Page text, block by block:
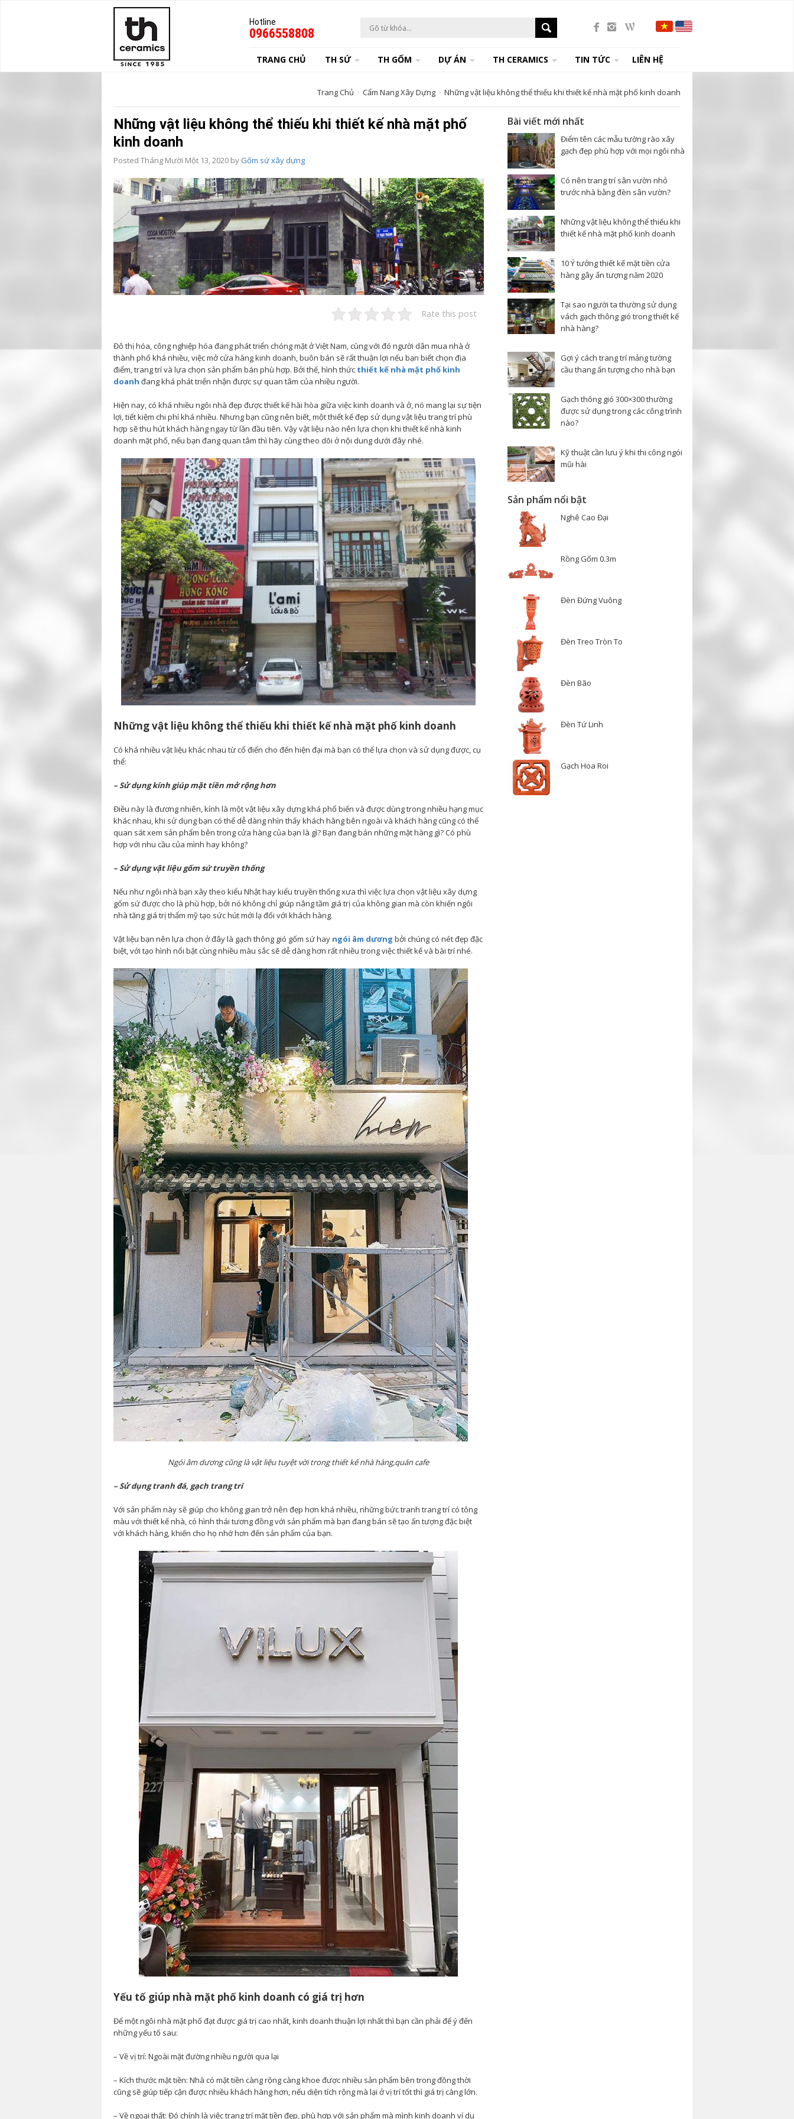
Hotline
0966558808
TRANG CHỦ TH SỨ TH GỐM DỰ ÁN TH CERAMICS TIN TỨC LIÊN HỆ
Trang Chủ Cẩm Nang Xây Dựng Những vật liệu không thể thiếu khi thiết kế nhà mặt phố kinh doanh
Những vật liệu không thể thiếu khi thiết kế nhà mặt phố
kinh doanh
Posted Tháng Mười Một 13, 2020 byGốm sứ xây dựng
Rate this post
Đô thị hóa, công nghiệp hóa đang phát triển chóng mặt ở Việt Nam, cùng với đó người dân mua nhà ở
thành phố khá nhiều, việc mở cửa hàng kinh doanh, buôn bán sẽ rất thuận lợi nếu bạn biết chọn địa
điểm, trang trí và lựa chọn sản phẩm bán phù hợp. Bởi thế, hình thức thiết kế nhà mặt phố kinh
doanh đang khá phát triển nhận được sự quan tâm của nhiều người.
Hiện nay, có khá nhiều ngôi nhà đẹp được thiết kế hài hòa giữa việc kinh doanh và ở, nó mang lại sự tiện
lợi, tiết kiệm chi phí khá nhiều. Nhưng bạn cũng nên biết, một thiết kế đẹp sử dụng vật liệu trang trí phù
hợp sẽ thu hút khách hàng ngay từ lần đầu tiên. Vậy vật liệu nào nên lựa chọn khi thiết kế nhà kinh
doanh mặt phố, nếu bạn đang quan tâm thì hãy cùng theo dõi ở nội dung dưới đây nhé.
Những vật liệu không thể thiếu khi thiết kế nhà mặt phố kinh doanh
Có khá nhiều vật liệu khác nhau từ cổ điển cho đến hiện đại mà bạn có thể lựa chọn và sử dụng được, cụ
thể:
– Sử dụng kính giúp mặt tiền mở rộng hơn
Điều này là đương nhiên, kính là một vật liệu xây dựng khá phổ biến và được dùng trong nhiều hạng mục
khác nhau, khi sử dụng bạn có thể dễ dàng nhìn thấy khách hàng bên ngoài và khách hàng cũng có thể
quan sát xem sản phẩm bên trong cửa hàng của bạn là gì? Bạn đang bán những mặt hàng gì? Có phù
hợp với nhu cầu của mình hay không?
– Sử dụng vật liệu gốm sứ truyền thống
Nếu như ngôi nhà bạn xây theo kiểu Nhật hay kiểu truyền thống xưa thì việc lựa chọn vật liệu xây dựng
gốm sứ được cho là phù hợp, bởi nó không chỉ giúp nâng tầm giá trị của không gian mà còn khiến ngôi
nhà tăng giá trị thẩm mỹ tạo sức hút mới lạ đối với khách hàng.
Vật liệu bạn nên lựa chọn ở đây là gạch thông gió gốm sứ hay ngói âm dương bởi chúng có nét đẹp đặc
biệt, với tạo hình nổi bật cùng nhiều màu sắc sẽ dễ dàng hơn rất nhiều trong việc thiếtkế và bài trí nhé.
Ngói âm dương cũng là vật liệu tuyệt vời trong thiết kế nhà hàng,quán cafe
– Sử dụng tranh đá, gạch trang trí
Với sản phẩm này sẽ giúp cho không gian trở nên đẹp hơn khá nhiều, những bức tranh trang trí có tông
màu với thiết kế nhà, có hình thái tương đồng với sản phẩm mà bạn đang bán sẽ tạo ấn tượng đặc biệt
với khách hàng, khiến cho họ nhớ hơn đến sản phẩm của bạn.
Yếu tố giúp nhà mặt phố kinh doanh có giá trị hơn
Để một ngôi nhà mặt phố đạt được giá trị cao nhất, kinh doanh thuận lợi nhất thì bạn cần phải để ý đến
những yếu tố sau:
– Về vị trí: Ngoài mặt đường nhiều người qua lại
– Kích thước mặt tiền: Nhà có mặt tiền càng rộng càng khoe được nhiều sản phẩm bên trong đồng thời
cũng sẽ giúp tiếp cận được nhiều khách hàng hơn, nếu diện tích rộng mà lại ở vị trí tốt thì giá trị càng lớn.
– Về ngoại thất: Đó chính là việc trang trí mặt tiền đẹp, phù hợp với sản phẩm mà mình kinh doanh ví dụ
Bài viết mới nhất
Điểm tên các mẫu tường rào xây
gạch đẹp phù hợp với mọi ngôi nhà
Có nên trang trí sân vườn nhỏ
trước nhà bằng đèn sân vườn?
Những vật liệu không thể thiếu khi
thiết kế nhà mặt phố kinh doanh
10 Ý tưởng thiết kế mặt tiền cửa
hàng gây ấn tượng năm 2020
Tại sao người ta thường sử dụng
vách gạch thông gió trong thiết kế
nhà hàng?
Gợi ý cách trang trí mảng tường
cầu thang ấn tượng cho nhà bạn
Gạch thông gió 300×300 thường
được sử dụng trong các công trình
nào?
Kỹ thuật cần lưu ý khi thi công ngói
mũi hài
Sản phẩm nổi bật
Nghê Cao Đại
Rồng Gốm 0.3m
Đèn Đứng Vuông
Đèn Treo Tròn To
Đèn Bão
Đèn Tứ Linh
Gạch Hoa Roi